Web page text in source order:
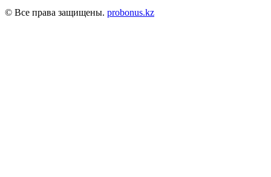
© Все права защищены. probonus.kz